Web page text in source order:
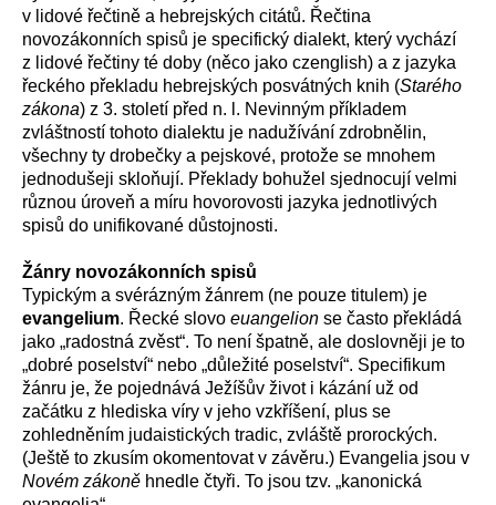
v lidové řečtině a hebrejských citátů. Řečtina
novozákonních spisů je specifický dialekt, který vychází
z lidové řečtiny té doby (něco jako czenglish) a z jazyka
řeckého překladu hebrejských posvátných knih (Starého
zákona) z 3. století před n. l. Nevinným příkladem
zvláštností tohoto dialektu je nadužívání zdrobnělin,
všechny ty drobečky a pejskové, protože se mnohem
jednodušeji skloňují. Překlady bohužel sjednocují velmi
různou úroveň a míru hovorovosti jazyka jednotlivých
spisů do unifikované důstojnosti.
Žánry novozákonních spisů
Typickým a svérázným žánrem (ne pouze titulem) je
evangelium. Řecké slovo euangelion se často překládá
jako „radostná zvěst“. To není špatně, ale doslovněji je to
„dobré poselství“ nebo „důležité poselství“. Specifikum
žánru je, že pojednává Ježíšův život i kázání už od
začátku z hlediska víry v jeho vzkříšení, plus se
zohledněním judaistických tradic, zvláště prorockých.
(Ještě to zkusím okomentovat v závěru.) Evangelia jsou v
Novém zákoně hnedle čtyři. To jsou tzv. „kanonická